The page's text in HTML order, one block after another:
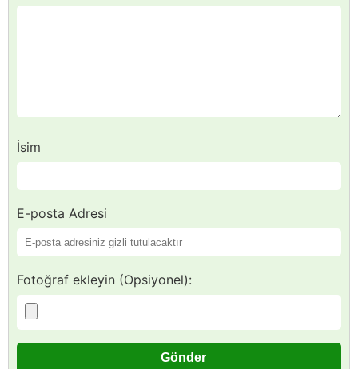
İsim
E-posta Adresi
Fotoğraf ekleyin (Opsiyonel):